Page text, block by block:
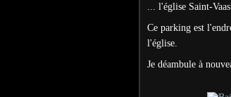
... l'église Saint-
Ce parking est
l'église.
Je déambule à